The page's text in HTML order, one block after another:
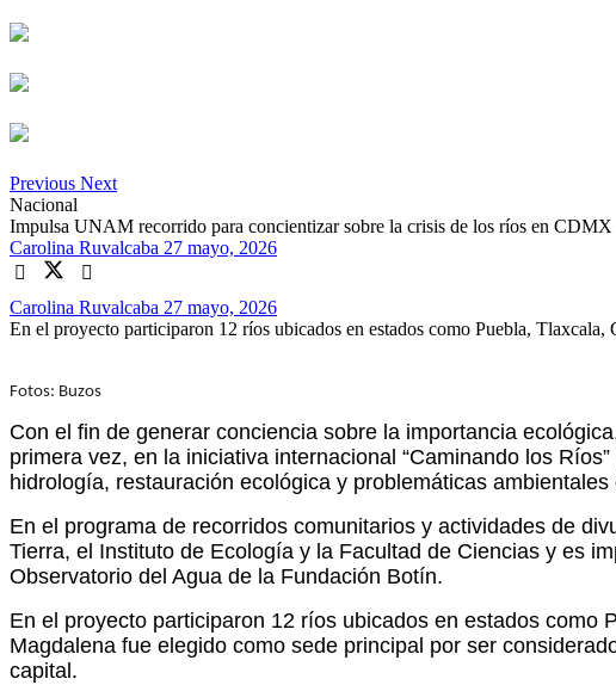
Previous Next
Nacional
Impulsa UNAM recorrido para concientizar sobre la crisis de los ríos en CDMX
Carolina Ruvalcaba 27 mayo, 2026
Carolina Ruvalcaba 27 mayo, 2026
En el proyecto participaron 12 ríos ubicados en estados como Puebla,
Fotos: Buzos
Con el fin de generar conciencia sobre la importancia
primera vez, en la iniciativa internacional “Caminando los
hidrología, restauración ecológica y problemáticas
En el programa de recorridos comunitarios y actividades de
Tierra, el Instituto de Ecología y la Facultad de Ciencias y es
Observatorio del Agua de la Fundación Botín.
En el proyecto participaron 12 ríos ubicados en estados
Magdalena fue elegido como sede principal por ser
capital.